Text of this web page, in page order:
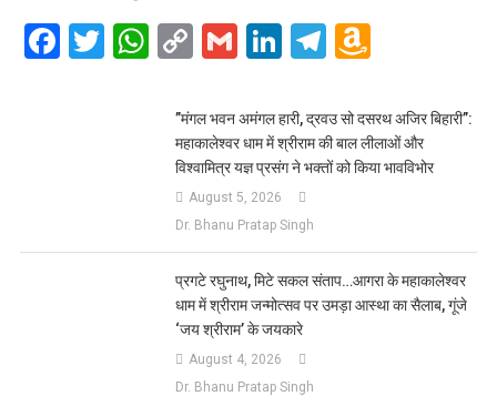
Facebook
Twitter
WhatsApp
CopyGmailLinkedIn
Telegram
List
​”मंगल भवन अमंगल हारी, द्रवउ सो दसरथ अजिर बिहारी”:
महाकालेश्वर धाम में श्रीराम की बाल लीलाओं और
विश्वामित्र यज्ञ प्रसंग ने भक्तों को किया भावविभोर
August 5, 2026
Dr. Bhanu Pratap Singh
प्रगटे रघुनाथ, मिटे सकल संताप…आगरा के महाकालेश्वर
धाम में श्रीराम जन्मोत्सव पर उमड़ा आस्था का सैलाब, गूंजे
‘जय श्रीराम’ के जयकारे
August 4, 2026
Dr. Bhanu Pratap Singh